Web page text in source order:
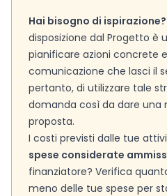
Hai bisogno di ispirazione?
disposizione dal Progetto è
pianificare azioni concrete
comunicazione che lasci il
pertanto, di utilizzare tale
domanda così da dare una
proposta.
I costi previsti dalle tue
spese considerate
finanziatore? Verifica
meno delle tue spese per